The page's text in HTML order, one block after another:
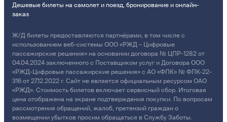
Дешевые билеты на самолет и поезд, бронирование и онлайн-
заказ
Ж/Д билеты предоставляются партнёрами, в том числе с
использованием веб-системы ООО «РЖД – Цифровые
пассажирские решения» на основании договора № ЦПР-1282 от
04.04.2024 заключенного с Поставщиком услуг и Договора ООО
«РЖД-Цифровые пассажирские решения» с АО «ФПК» № ФПК-22-
316 от 27.12.2022 г. Сайт не является официальным ресурсом ОАО
«РЖД». Стоимость билетов включает сервисный сбор. Итоговая
цена отображена на экране подтверждения покупки. По вопросам
рассмотрения обращений, жалоб, претензий граждан о
возмещении убытков просим обращаться в Службу Заботы.